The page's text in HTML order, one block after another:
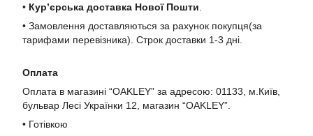
• Кур’єрська доставка Нової Пошти
• Замовлення доставляються за рахунок покупця(за
тарифами перевізника). Строк доставки 1-3 дні.
Оплата
Оплата в магазині “OAKLEY” за адресою: 01133, м.Київ,
бульвар Лесі Українки 12, магазин “OAKLEY”.
• Готівкою